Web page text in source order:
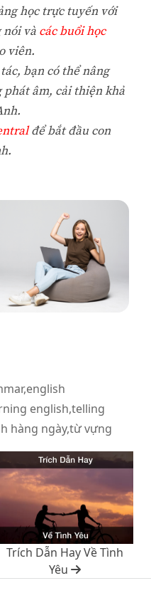
học trực tuyến với
nói và các buổi học
viên.
bạn có thể nâng
phát âm, cải thiện khả
để bắt đầu con
,english
english,telling
hàng ngày,từ vựng
Trích Dẫn Hay Về Tình
Yêu